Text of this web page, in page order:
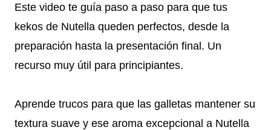
Este video te guía paso a paso para que tus
kekos de Nutella queden perfectos, desde la
preparación hasta la presentación final. Un
recurso muy útil para principiantes.
Aprende trucos para que las galletas mantener su
textura suave y ese aroma excepcional a Nutella